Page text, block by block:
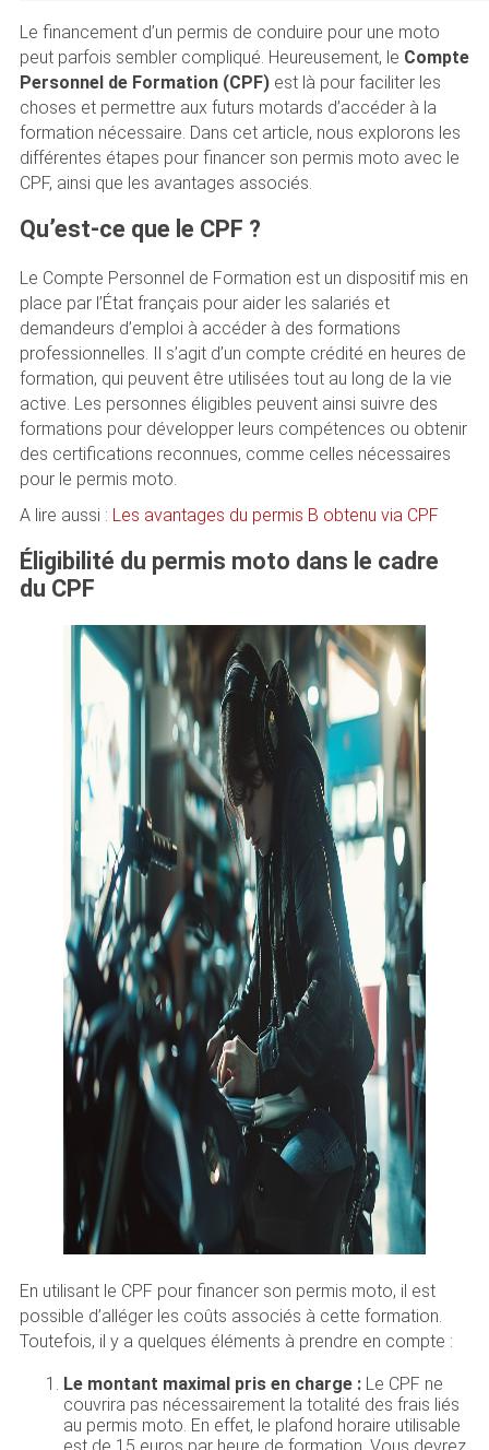
Le financement d’un permis de conduire pour une moto
peut parfois sembler compliqué. Heureusement, le Compte
Personnel de Formation (CPF)est là pour faciliter les
choses et permettre aux futurs motards d’accéder à la
formation nécessaire. Dans cet article, nous explorons les
différentes étapes pour financer son permis moto avec le
CPF, ainsi que les avantages associés.
Qu’est-ce que le CPF ?
Le Compte Personnel de Formation est un dispositif mis en
place par l’État français pour aider les salariés et
demandeurs d’emploi à accéder à des formations
professionnelles. Il s’agit d’un compte crédité en heures de
formation, qui peuvent être utilisées tout au long de la vie
active. Les personnes éligibles peuvent ainsi suivre des
formations pour développer leurs compétences ou obtenir
des certifications reconnues, comme celles nécessaires
pour le permis moto.
A lire aussi : Les avantages du permis B obtenu via CPF
Éligibilité du permis moto dans le cadre
du CPF
En utilisant le CPF pour financer son permis moto, il est
possible d’alléger les coûts associés à cette formation.
Toutefois, il y a quelques éléments à prendre en compte :
Le montant maximal pris en charge :Le CPF ne
couvrira pas nécessairement la totalité des frais liés
au permis moto. En effet, le plafond horaire utilisable
est de 15 euros par heure de formation. Vous devrez